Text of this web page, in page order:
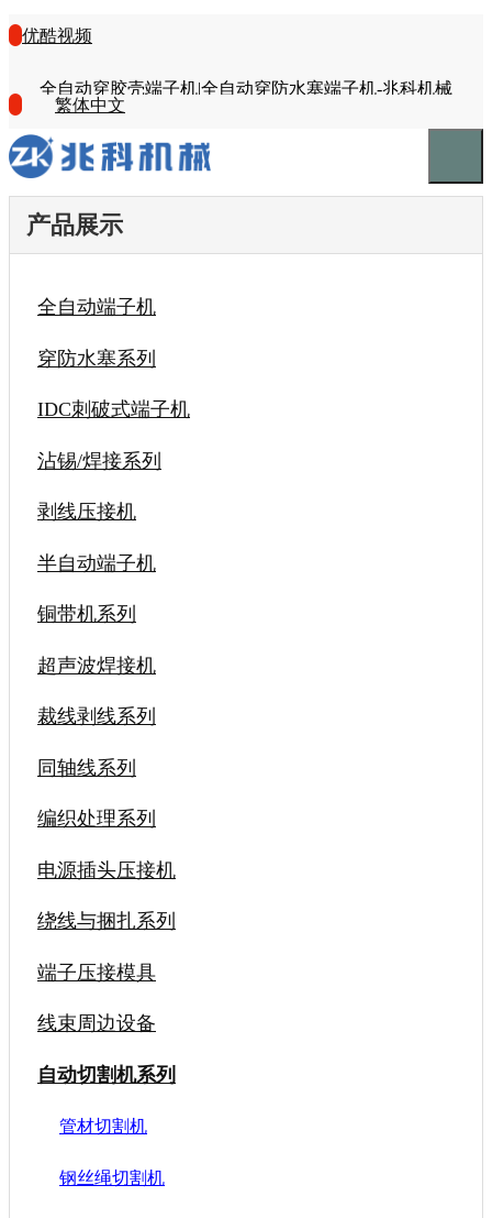
优酷视频
全自动穿胶壳端子机|全自动穿防水塞端子机-兆科机械
繁体中文
产品展示
全自动端子机
穿防水塞系列
IDC刺破式端子机
沾锡/焊接系列
剥线压接机
半自动端子机
铜带机系列
超声波焊接机
裁线剥线系列
同轴线系列
编织处理系列
电源插头压接机
绕线与捆扎系列
端子压接模具
线束周边设备
自动切割机系列
管材切割机
钢丝绳切割机